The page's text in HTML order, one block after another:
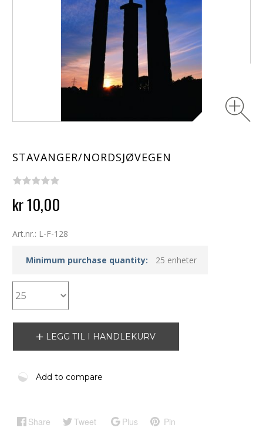
STAVANGER/NORDSJØVEGEN
kr 10,00
Art.nr.: L-F-128
Minimum purchase quantity: 25 enheter
LEGG TIL I HANDLEKURV
Add to compare
Share Tweet Plus Pin